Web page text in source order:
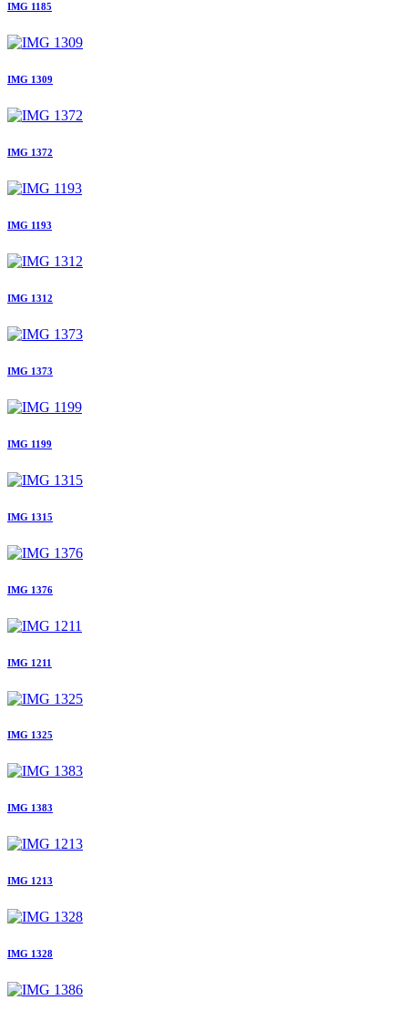
IMG 1185
IMG 1309
IMG 1372
IMG 1193
IMG 1312
IMG 1373
IMG 1199
IMG 1315
IMG 1376
IMG 1211
IMG 1325
IMG 1383
IMG 1213
IMG 1328